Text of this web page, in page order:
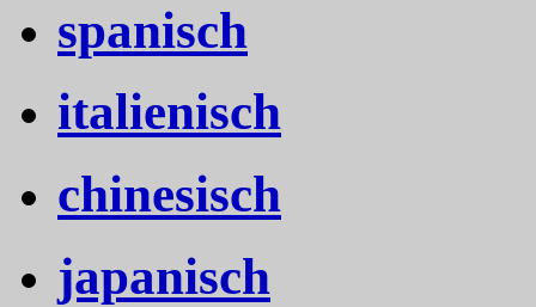
spanisch
italienisch
chinesisch
japanisch